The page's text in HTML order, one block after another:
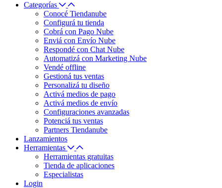
Categorías
Conocé Tiendanube
Configurá tu tienda
Cobrá con Pago Nube
Enviá con Envío Nube
Respondé con Chat Nube
Automatizá con Marketing Nube
Vendé offline
Gestioná tus ventas
Personalizá tu diseño
Activá medios de pago
Activá medios de envío
Configuraciones avanzadas
Potenciá tus ventas
Partners Tiendanube
Lanzamientos
Herramientas
Herramientas gratuitas
Tienda de aplicaciones
Especialistas
Login